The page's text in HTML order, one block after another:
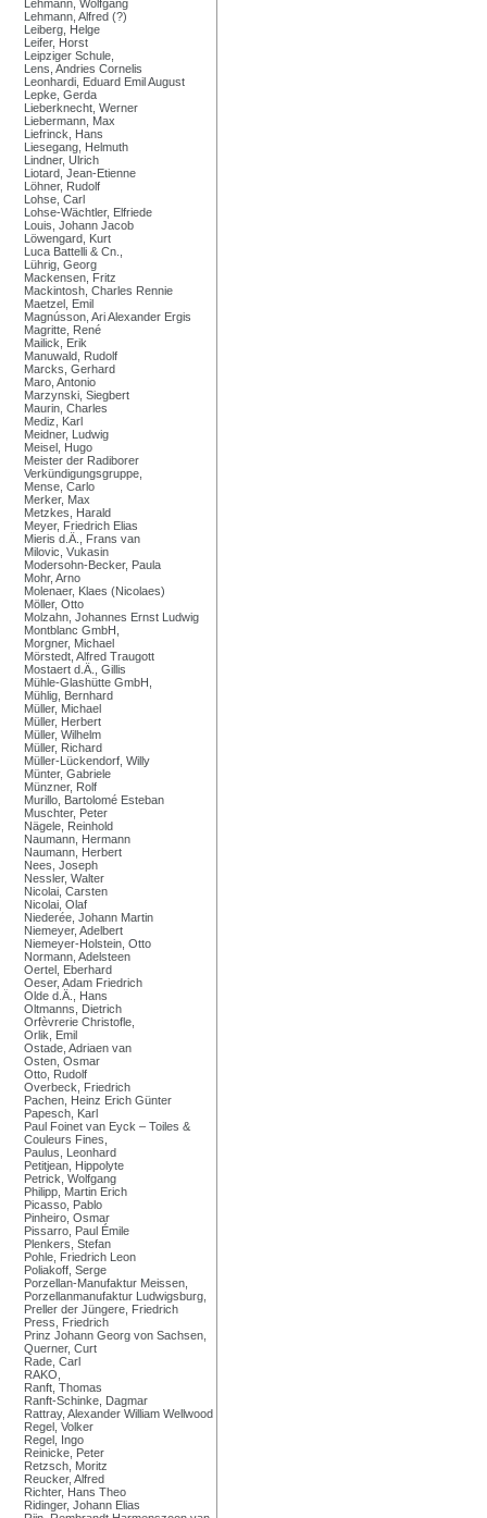
Lehmann, Wolfgang
Lehmann, Alfred (?)
Leiberg, Helge
Leifer, Horst
Leipziger Schule,
Lens, Andries Cornelis
Leonhardi, Eduard Emil August
Lepke, Gerda
Lieberknecht, Werner
Liebermann, Max
Liefrinck, Hans
Liesegang, Helmuth
Lindner, Ulrich
Liotard, Jean-Etienne
Löhner, Rudolf
Lohse, Carl
Lohse-Wächtler, Elfriede
Louis, Johann Jacob
Löwengard, Kurt
Luca Battelli & Cn.,
Lührig, Georg
Mackensen, Fritz
Mackintosh, Charles Rennie
Maetzel, Emil
Magnússon, Ari Alexander Ergis
Magritte, René
Mailick, Erik
Manuwald, Rudolf
Marcks, Gerhard
Maro, Antonio
Marzynski, Siegbert
Maurin, Charles
Mediz, Karl
Meidner, Ludwig
Meisel, Hugo
Meister der Radiborer
Verkündigungsgruppe,
Mense, Carlo
Merker, Max
Metzkes, Harald
Meyer, Friedrich Elias
Mieris d.Ä., Frans van
Milovic, Vukasin
Modersohn-Becker, Paula
Mohr, Arno
Molenaer, Klaes (Nicolaes)
Möller, Otto
Molzahn, Johannes Ernst Ludwig
Montblanc GmbH,
Morgner, Michael
Mörstedt, Alfred Traugott
Mostaert d.Ä., Gillis
Mühle-Glashütte GmbH,
Mühlig, Bernhard
Müller, Michael
Müller, Herbert
Müller, Wilhelm
Müller, Richard
Müller-Lückendorf, Willy
Münter, Gabriele
Münzner, Rolf
Murillo, Bartolomé Esteban
Muschter, Peter
Nägele, Reinhold
Naumann, Hermann
Naumann, Herbert
Nees, Joseph
Nessler, Walter
Nicolai, Carsten
Nicolai, Olaf
Niederée, Johann Martin
Niemeyer, Adelbert
Niemeyer-Holstein, Otto
Normann, Adelsteen
Oertel, Eberhard
Oeser, Adam Friedrich
Olde d.Ä., Hans
Oltmanns, Dietrich
Orfèvrerie Christofle,
Orlik, Emil
Ostade, Adriaen van
Osten, Osmar
Otto, Rudolf
Overbeck, Friedrich
Pachen, Heinz Erich Günter
Papesch, Karl
Paul Foinet van Eyck – Toiles &
Couleurs Fines,
Paulus, Leonhard
Petitjean, Hippolyte
Petrick, Wolfgang
Philipp, Martin Erich
Picasso, Pablo
Pinheiro, Osmar
Pissarro, Paul Émile
Plenkers, Stefan
Pohle, Friedrich Leon
Poliakoff, Serge
Porzellan-Manufaktur Meissen,
Porzellanmanufaktur Ludwigsburg,
Preller der Jüngere, Friedrich
Press, Friedrich
Prinz Johann Georg von Sachsen,
Querner, Curt
Rade, Carl
RAKO,
Ranft, Thomas
Ranft-Schinke, Dagmar
Rattray, Alexander William Wellwood
Regel, Volker
Regel, Ingo
Reinicke, Peter
Retzsch, Moritz
Reucker, Alfred
Richter, Hans Theo
Ridinger, Johann Elias